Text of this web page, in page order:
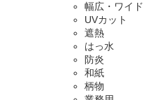
幅広・ワイド
UVカット
遮熱
はっ水
防炎
和紙
柄物